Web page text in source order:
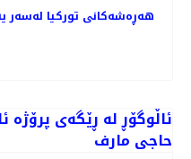
هەڕەشەکانی تورکیا